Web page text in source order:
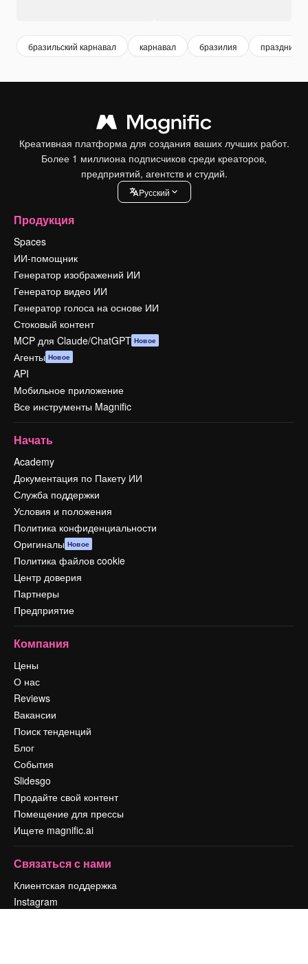
бразильский карнавал карнавал бразилия
Креативная платформа для создания ваших лучших работ.
Более 1 миллиона подписчиков среди креаторов,
предприятий, агентств и студий.
Pусский
Продукция
Spaces
ИИ-помощник
Генератор изображений ИИ
Генератор видео ИИ
Генератор голоса на основе ИИ
Стоковый контент
MCP для Claude/ChatGPT Новое
Агенты Новое
API
Мобильное приложение
Все инструменты Magnific
Начать
Academy
Документация по Пакету ИИ
Служба поддержки
Условия и положения
Политика конфиденциальности
Оригиналы Новое
Политика файлов cookie
Центр доверия
Партнеры
Предприятие
Компания
Цены
О нас
Reviews
Вакансии
Поиск тенденций
Блог
События
Slidesgo
Продайте свой контент
Помещение для прессы
Ищете magnific.ai
Связаться с нами
Клиентская поддержка
Instagram